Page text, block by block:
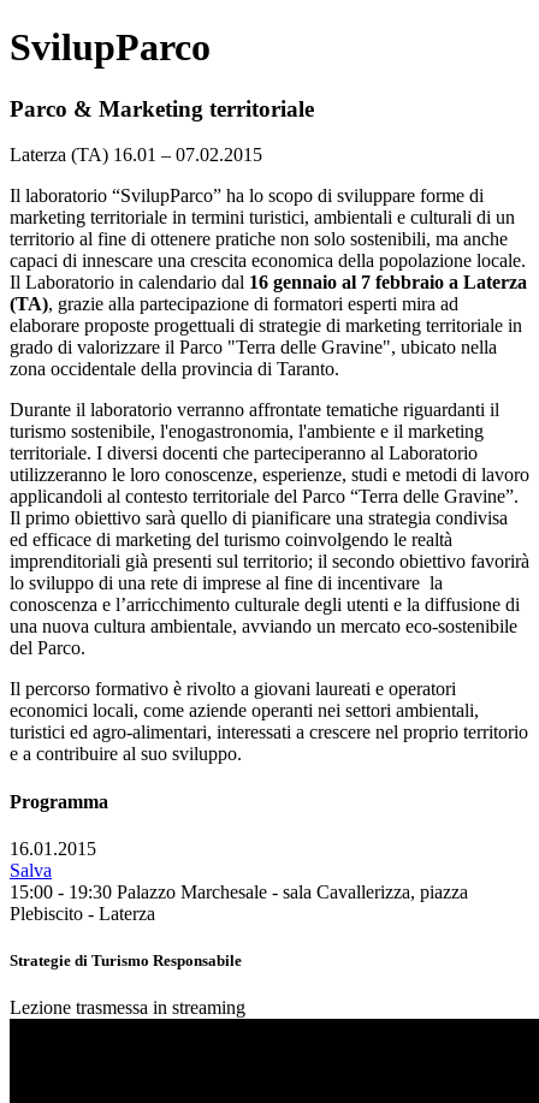
SvilupParco
Parco & Marketing territoriale
Laterza (TA) 16.01 – 07.02.2015
Il laboratorio “SvilupParco” ha lo scopo di sviluppare forme di
marketing territoriale in termini turistici, ambientali e culturali di un
territorio al fine di ottenere pratiche non solo sostenibili, ma anche
capaci di innescare una crescita economica della popolazione locale.
Il Laboratorio in calendario dal 16 gennaio al 7 febbraio a Laterza
(TA), grazie alla partecipazione di formatori esperti mira ad
elaborare proposte progettuali di strategie di marketing territoriale in
grado di valorizzare il Parco "Terra delle Gravine", ubicato nella
zona occidentale della provincia di Taranto.
Durante il laboratorio verranno affrontate tematiche riguardanti il
turismo sostenibile, l'enogastronomia, l'ambiente e il marketing
territoriale. I diversi docenti che parteciperanno al Laboratorio
utilizzeranno le loro conoscenze, esperienze, studi e metodi di lavoro
applicandoli al contesto territoriale del Parco “Terra delle Gravine”.
Il primo obiettivo sarà quello di pianificare una strategia condivisa
ed efficace di marketing del turismo coinvolgendo le realtà
imprenditoriali già presenti sul territorio; il secondo obiettivo favorirà
lo sviluppo di una rete di imprese al fine di incentivare la
conoscenza e l’arricchimento culturale degli utenti e la diffusione di
una nuova cultura ambientale, avviando un mercato eco-sostenibile
del Parco.
Il percorso formativo è rivolto a giovani laureati e operatori
economici locali, come aziende operanti nei settori ambientali,
turistici ed agro-alimentari, interessati a crescere nel proprio territorio
e a contribuire al suo sviluppo.
Programma
16.01.2015
Salva
15:00 - 19:30 Palazzo Marchesale - sala Cavallerizza, piazza
Plebiscito - Laterza
Strategie di Turismo Responsabile
Lezione trasmessa in streaming